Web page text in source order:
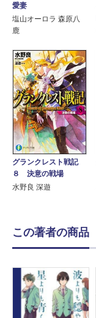
愛妻
塩山オーロラ 森原八
鹿
グランクレスト戦記
８ 決意の戦場
水野良 深遊
この著者の商品